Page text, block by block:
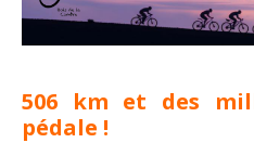
506 km et des milliers de coups de
pédale !